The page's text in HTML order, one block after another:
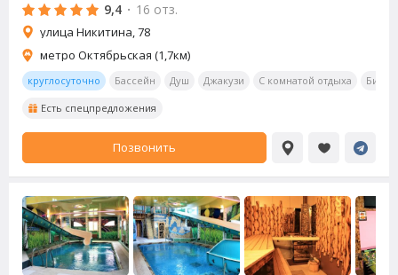
9,4 · 16 отз.
улица Никитина, 78
метро Октябрьская (1,7км)
круглосуточно Бассейн Душ Джакузи С комнатой отдыха
Есть спецпредложения
Позвонить